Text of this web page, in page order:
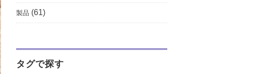
製品 (61)
タグで探す